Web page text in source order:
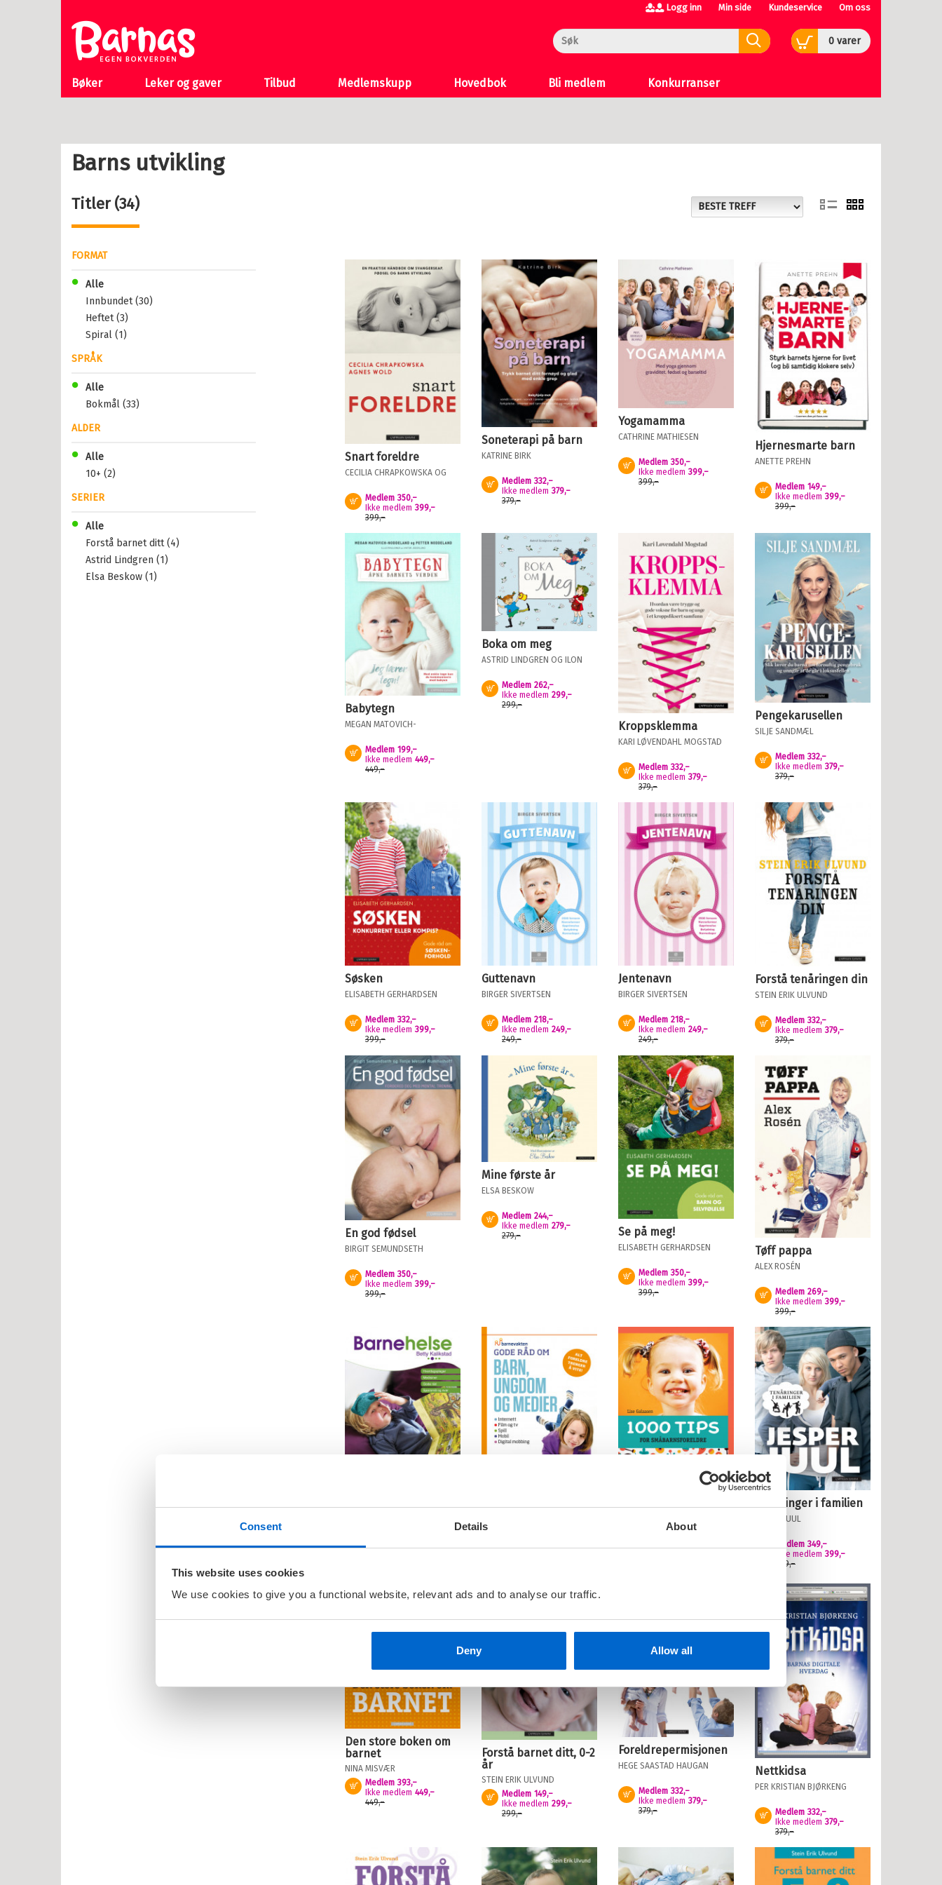
Consent Details About
This website uses cookies
We use cookies to give you a functional website, relevant ads and to analyse our traffic.
Deny Allow all
Logg inn Min side Kundeservice Om oss
Til
forsiden
0 varer
Bøker
Leker og gaver
Tilbud Medlemskupp Hovedbok Bli medlem Konkurranser
Barns utvikling
Titler 34
FORMAT
Alle
Innbundet (30)
Heftet (3)
Spiral (1)
SPRÅK
Alle
Bokmål (33)
ALDER
Alle
10+ (2)
SERIER
Alle
Forstå barnet ditt (4)
Astrid Lindgren (1)
Elsa Beskow (1)
Snart foreldre
CECILIA CHRAPKOWSKA OG
Medlem 350,–
Ikke medlem 399,–
399,–
Kjøp
Soneterapi på barn
KATRINE BIRK
Medlem 332,–
Ikke medlem 379,–
379,–
Kjøp
Yogamamma
CATHRINE MATHIESEN
Medlem 350,–
Ikke medlem 399,–
399,–
Kjøp
Hjernesmarte barn
ANETTE PREHN
Medlem 149,–
Ikke medlem 399,–
399,–
Kjøp
Babytegn
MEGAN MATOVICH-
NODDELAND
Medlem 199,–
Ikke medlem 449,–
449,–
Kjøp
Boka om meg
ASTRID LINDGREN OG
ILON
Medlem 262,–
Ikke medlem 299,–
299,–
Kjøp
Kroppsklemma
KARI LØVENDAHL MOGSTAD
Medlem 332,–
Ikke medlem 379,–
379,–
Kjøp
Pengekarusellen
SILJE SANDMÆL
Medlem 332,–
Ikke medlem 379,–
379,–
Kjøp
Søsken
ELISABETH GERHARDSEN
Medlem 332,–
Ikke medlem 399,–
399,–
Kjøp
Guttenavn
BIRGER SIVERTSEN
Medlem 218,–
Ikke medlem 249,–
249,–
Kjøp
Jentenavn
BIRGER SIVERTSEN
Medlem 218,–
Ikke medlem 249,–
249,–
Kjøp
Forstå tenåringen din
STEIN ERIK ULVUND
Medlem 332,–
Ikke medlem 379,–
379,–
Kjøp
En god fødsel
BIRGIT SEMUNDSETH
Medlem 350,–
Ikke medlem 399,–
399,–
Kjøp
Mine første år
ELSA BESKOW
Medlem 244,–
Ikke medlem 279,–
279,–
Kjøp
Se på meg!
ELISABETH GERHARDSEN
Medlem 350,–
Ikke medlem 399,–
399,–
Kjøp
Tøff pappa
ALEX ROSÉN
Medlem 269,–
Ikke medlem 399,–
399,–
Kjøp
Barnehelse
Medlem
Kjøp
Barn, ungdom og
ØYSTEIN SAMNØEN
Kjøp
1000 tips for
småbarnsforeldre
Medlem 199,–
Kjøp
Tenåringer i familien
JESPER JUUL
Medlem 349,–
Ikke medlem 399,–
399,–
Kjøp
Den store boken om
barnet
NINA MISVÆR
Medlem 393,–
Ikke medlem 449,–
449,–
Kjøp
Forstå barnet ditt, 0-2
år
STEIN ERIK ULVUND
Medlem 149,–
Ikke medlem 299,–
299,–
Kjøp
Foreldrepermisjonen
HEGE SAASTAD HAUGAN
Medlem 332,–
Ikke medlem 379,–
379,–
Kjøp
Nettkidsa
PER KRISTIAN BJØRKENG
Medlem 332,–
Ikke medlem 379,–
379,–
Kjøp